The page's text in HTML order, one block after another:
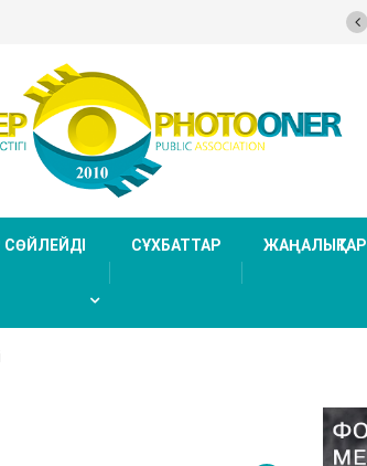
СҰХБАТТАР ЖАҢАЛЫҚТАР